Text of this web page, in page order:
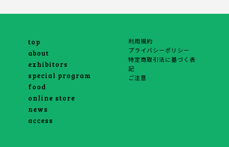
top
about
exhibitors
special program
food
online store
news
access
利用規約
プライバシーポリシー
特定商取引法に基づく表
記
ご注意